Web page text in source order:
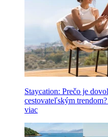
Staycation: Prečo je
cestovateľským
viac